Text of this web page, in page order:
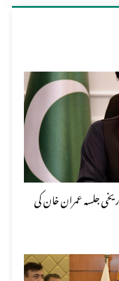
جلسہ عمران خان کی